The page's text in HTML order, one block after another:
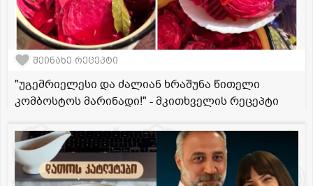
შეინახე რეცეპტი
"უგემრიელესი და ძალიან ხრაშუნა წითელი
კომბოსტოს მარინადი!" - მკითხველის რეცეპტი